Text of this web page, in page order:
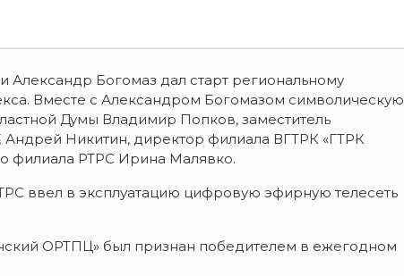
Александр Богомаз дал старт региональному
Вместе с Александром Богомазом символическую
Думы Владимир Попков, заместитель
Никитин, директор филиала ВГТРК «ГТРК
филиала РТРС Ирина Малявко.
ввел в эксплуатацию цифровую эфирную телесеть
ОРТПЦ» был признан победителем в ежегодном